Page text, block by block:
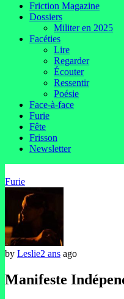
Friction Magazine
Dossiers
Militer en 2025
Facéties
Lire
Regarder
Écouter
Ressentir
Poésie
Face-à-face
Furie
Fête
Frisson
Newsletter
Furie
by Leslie2 ans ago
Manifeste